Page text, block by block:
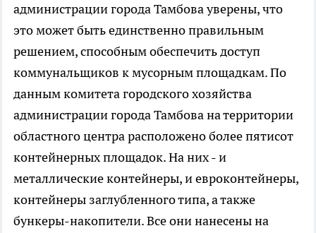
администрации города Тамбова уверены, что
это может быть единственно правильным
решением, способным обеспечить доступ
коммунальщиков к мусорным площадкам. По
данным комитета городского хозяйства
администрации города Тамбова на территории
областного центра расположено более пятисот
контейнерных площадок. На них - и
металлические контейнеры, и евроконтейнеры,
контейнеры заглубленного типа, а также
бункеры-накопители. Все они нанесены на